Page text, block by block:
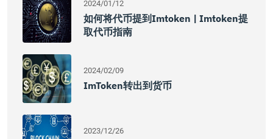
2024/01/12
如何将代币提到imtoken | Imtoken提
取代币指南
2024/02/09
ImToken转出到货币
2023/12/26